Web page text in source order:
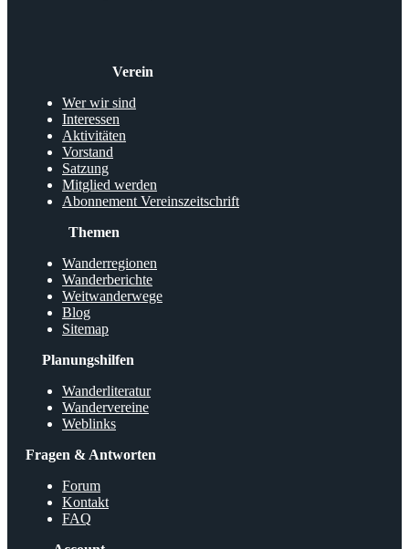
Verein
Wer wir sind
Interessen
Aktivitäten
Vorstand
Satzung
Mitglied werden
Abonnement Vereinszeitschrift
Themen
Wanderregionen
Wanderberichte
Weitwanderwege
Blog
Sitemap
Planungshilfen
Wanderliteratur
Wandervereine
Weblinks
Fragen & Antworten
Forum
Kontakt
FAQ